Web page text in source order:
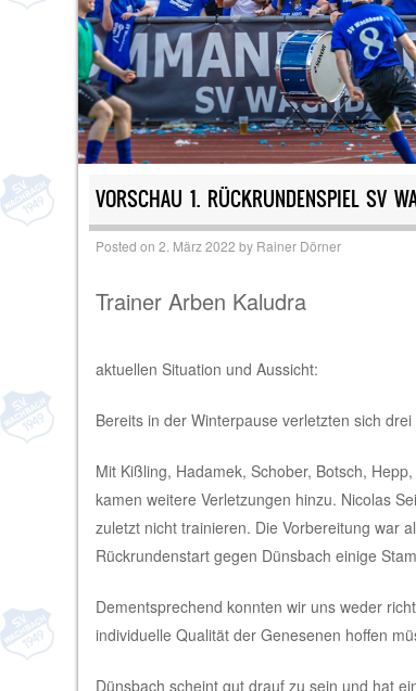
VORSCHAU 1. RÜCKRUNDENSPIEL SV
Posted on 2. März 2022 by Rainer Dörner
Trainer Arben Kaludra
aktuellen Situation und Aussicht:
Bereits in der Winterpause verletzten sich
Mit Kißling, Hadamek, Schober, Botsch,
kamen weitere Verletzungen hinzu. Nicolas
zuletzt nicht trainieren. Die Vorbereitung war
Rückrundenstart gegen Dünsbach einige
Dementsprechend konnten wir uns weder
individuelle Qualität der Genesenen hoffen
Dünsbach scheint gut drauf zu sein und hat